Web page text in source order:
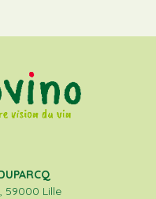
59000 Lille